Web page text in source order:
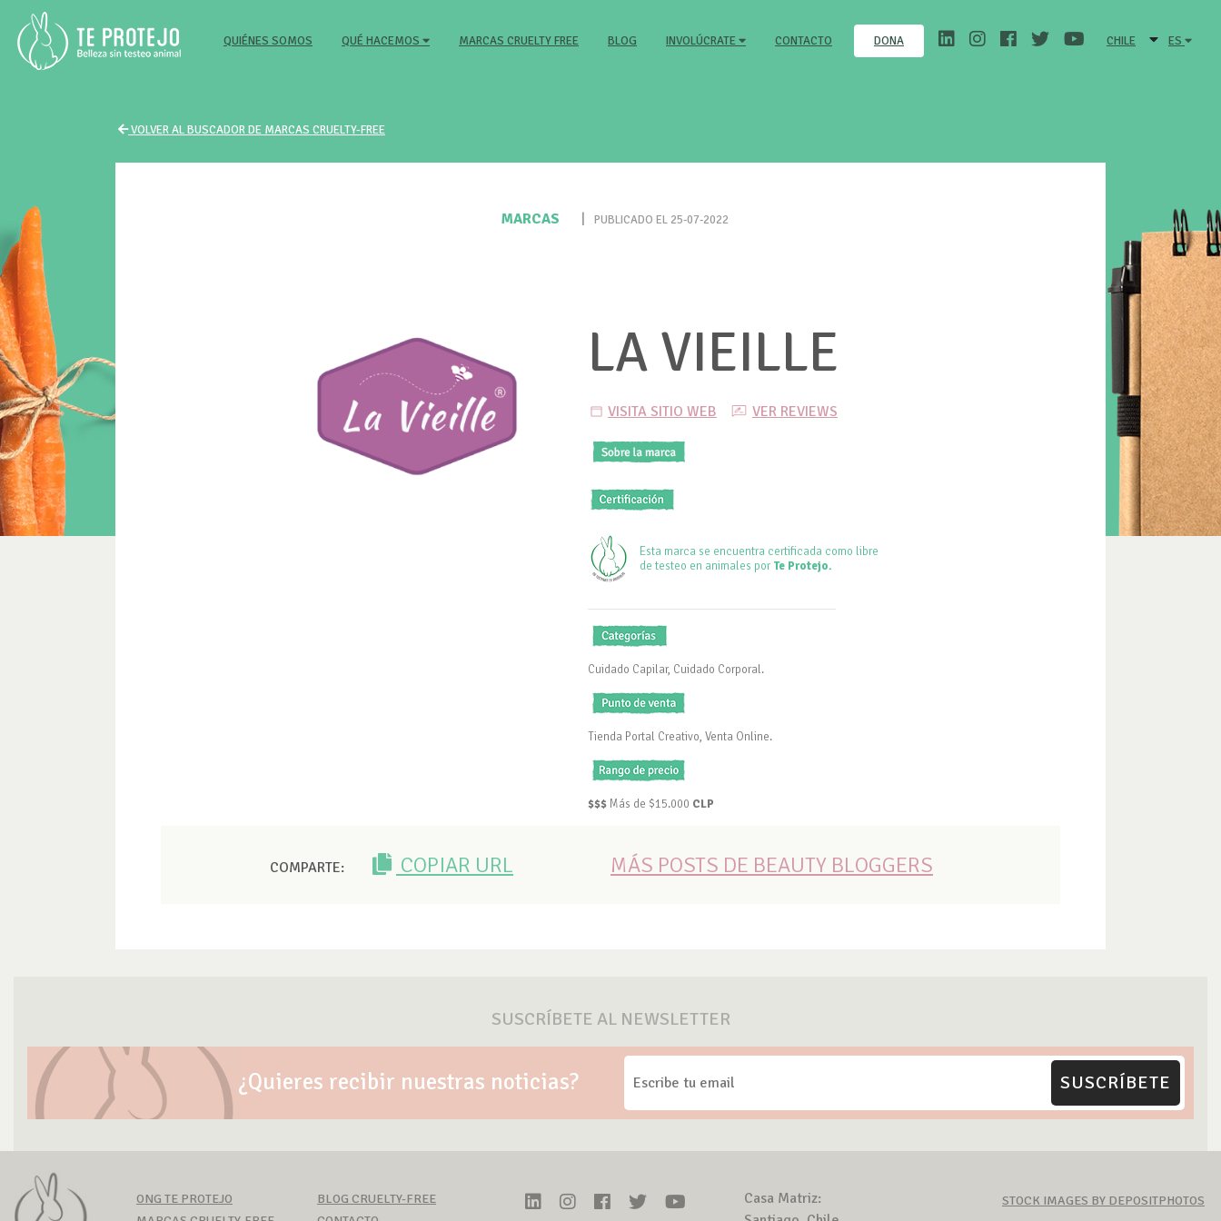
QUIÉNES SOMOS (CURRENT)QUÉ HACEMOS MARCAS CRUELTY FREE BLOG INVOLÚCRATE CONTACTO DONA CHILE ES
VOLVER AL BUSCADOR DE MARCAS CRUELTY-FREE
MARCAS PUBLICADO EL 25-07-2022
LA VIEILLE
VISITA SITIO WEB VER REVIEWS
Esta marca se encuentra certificada como libre
de testeo en animales porTe Protejo.
Cuidado Capilar, Cuidado Corporal.
Tienda Portal Creativo, Venta Online.
$$$Más de $15.000 CLP
COMPARTE: COPIAR URL MÁS POSTS DE BEAUTY BLOGGERS
SUSCRÍBETE AL NEWSLETTER
¿Quieres recibir nuestras noticias? SUSCRÍBETE
ONG TE PROTEJO
BLOG CRUELTY-FREE
Casa Matriz:
STOCK IMAGES BY DEPOSITPHOTOS